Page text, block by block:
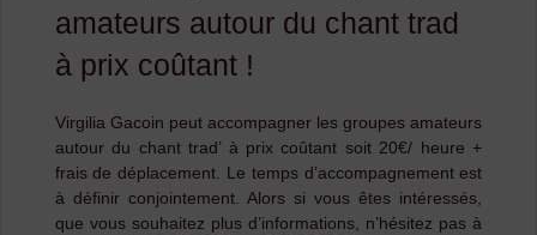
amateurs autour du chant trad
à prix coûtant !
Virgilia Gacoin peut accompagner les groupes amateurs
autour du chant trad’ à prix coûtant soit 20€/ heure +
frais de déplacement. Le temps d’accompagnement est
à définir conjointement. Alors si vous êtes intéressés,
que vous souhaitez plus d’informations, n’hésitez pas à